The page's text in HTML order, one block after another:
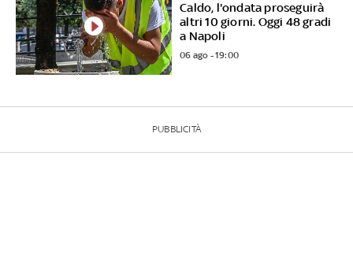
Caldo, l'ondata proseguirà
altri 10 giorni. Oggi 48 gradi
a Napoli
06 ago - 19:00
PUBBLICITÀ